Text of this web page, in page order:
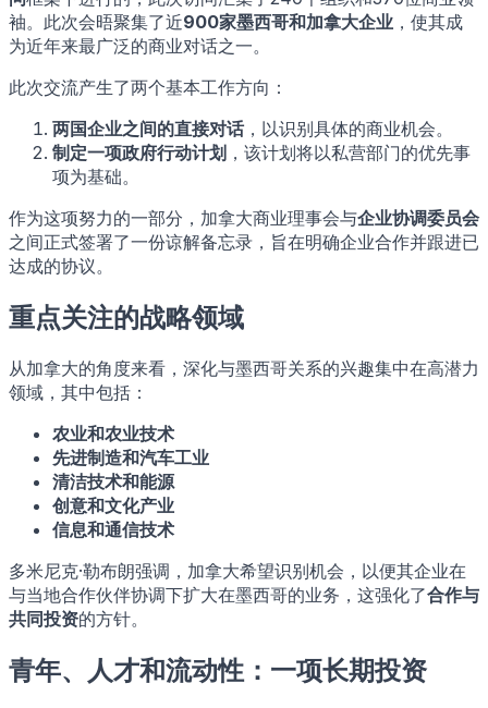
袖。此次会晤聚集了近900家墨西哥和加拿大企业 ，使其成
为近年来最广泛的商业对话之一。
此次交流产生了两个基本工作方向：
两国企业之间的直接对话，以识别具体的商业机会。
制定一项政府行动计划 ，该计划将以私营部门的优先事
项为基础。
作为这项努力的一部分，加拿大商业理事会与企业协调委员会
之间正式签署了一份谅解备忘录，旨在明确企业合作并跟进已
达成的协议。
重点关注的战略领域
从加拿大的角度来看，深化与墨西哥关系的兴趣集中在高潜力
领域，其中包括：
农业和农业技术
先进制造和汽车工业
清洁技术和能源
创意和文化产业
信息和通信技术
多米尼克·勒布朗强调，加拿大希望识别机会，以便其企业在
与当地合作伙伴协调下扩大在墨西哥的业务，这强化了合作与
共同投资的方针。
青年、人才和流动性：一项长期投资